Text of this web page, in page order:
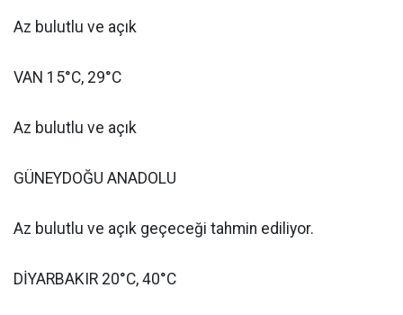
Az bulutlu ve açık
VAN 15°C, 29°C
Az bulutlu ve açık
GÜNEYDOĞU ANADOLU
Az bulutlu ve açık geçeceği tahmin ediliyor.
DİYARBAKIR 20°C, 40°C